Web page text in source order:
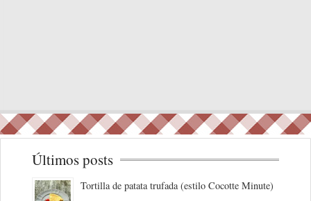
Últimos posts
Tortilla de patata trufada (estilo Cocotte Minute)